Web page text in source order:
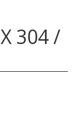
304 /